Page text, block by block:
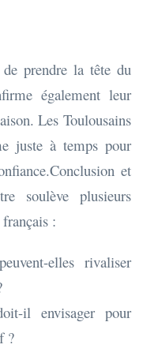
prendre la tête du
également leur
Les Toulousains
juste à temps pour
et
soulève plusieurs
:
elles rivaliser
il envisager pour
?